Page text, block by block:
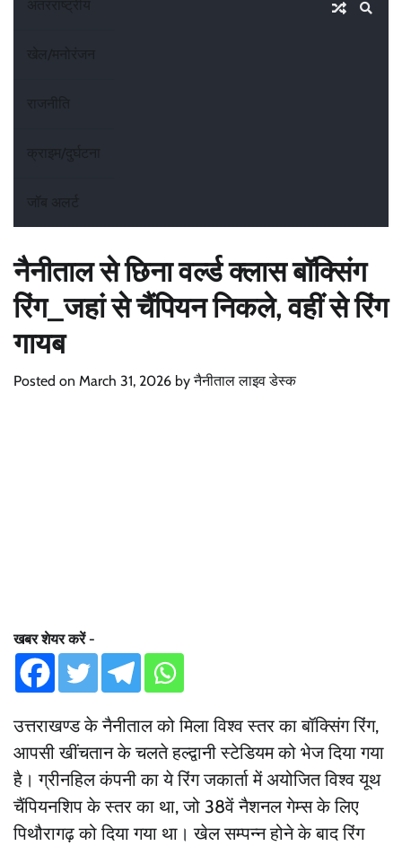
अंतरराष्ट्रीय
खेल/मनोरंजन
राजनीति
क्राइम/दुर्घटना
जॉब अलर्ट
नैनीताल से छिना वर्ल्ड क्लास बॉक्सिंग
रिंग_जहां से चैंपियन निकले, वहीं से रिंग
गायब
Posted on March 31, 2026 byनैनीताल लाइव डेस्क
खबर शेयर करें -
उत्तराखण्ड के नैनीताल को मिला विश्व स्तर का बॉक्सिंग रिंग,
आपसी खींचतान के चलते हल्द्वानी स्टेडियम को भेज दिया गया
है। ग्रीनहिल कंपनी का ये रिंग जकार्ता में अयोजित विश्व यूथ
चैंपियनशिप के स्तर का था, जो 38वें नैशनल गेम्स के लिए
पिथौरागढ़ को दिया गया था। खेल सम्पन्न होने के बाद रिंग